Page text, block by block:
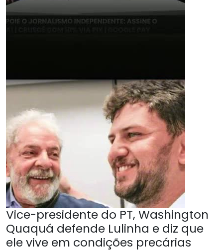
Vice-presidente do PT, Washington
Quaquá defende Lulinha e diz que
ele vive em condições precárias